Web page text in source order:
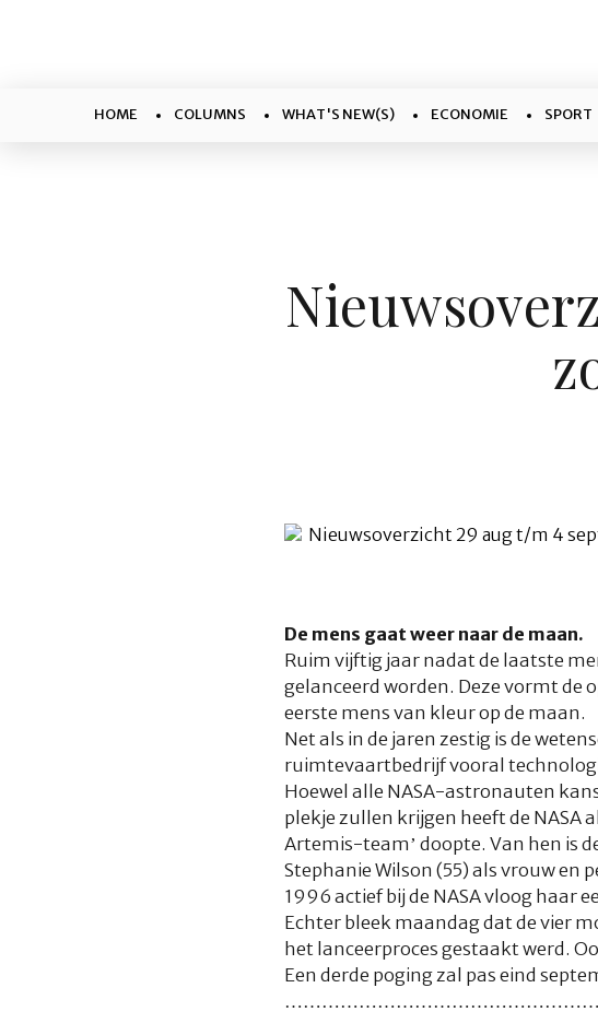
HOME COLUMNS WHAT'S NEW(S) ECONOMIE SPORT
De mens gaat weer naar de maan.
Ruim vijftig jaar nadat de laatste
gelanceerd worden. Deze vormt de
eerste mens van kleur op de maan.
Net als in de jaren zestig is de
ruimtevaartbedrijf vooral
Hoewel alle NASA-astronauten
plekje zullen krijgen heeft de NASA
Artemis-team’ doopte. Van hen is
Stephanie Wilson (55) als vrouw en
1996 actief bij de NASA vloog haar
Echter bleek maandag dat de vier
het lanceerproces gestaakt werd.
Een derde poging zal pas eind